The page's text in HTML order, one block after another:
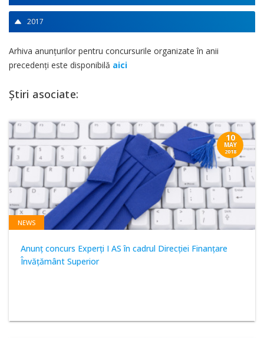
2017
Arhiva anunţurilor pentru concursurile organizate în anii
precedenţi este disponibilă aici
Știri asociate:
10
MAY
2018
NEWS
Anunţ concurs Experţi I AS în cadrul Direcţiei Finanţare
Învăţământ Superior